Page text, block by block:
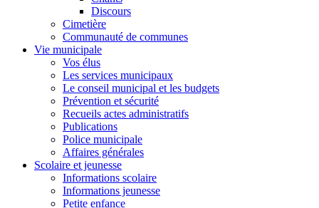
Discours
Cimetière
Communauté de communes
Vie municipale
Vos élus
Les services municipaux
Le conseil municipal et les budgets
Prévention et sécurité
Recueils actes administratifs
Publications
Police municipale
Affaires générales
Scolaire et jeunesse
Informations scolaire
Informations jeunesse
Petite enfance